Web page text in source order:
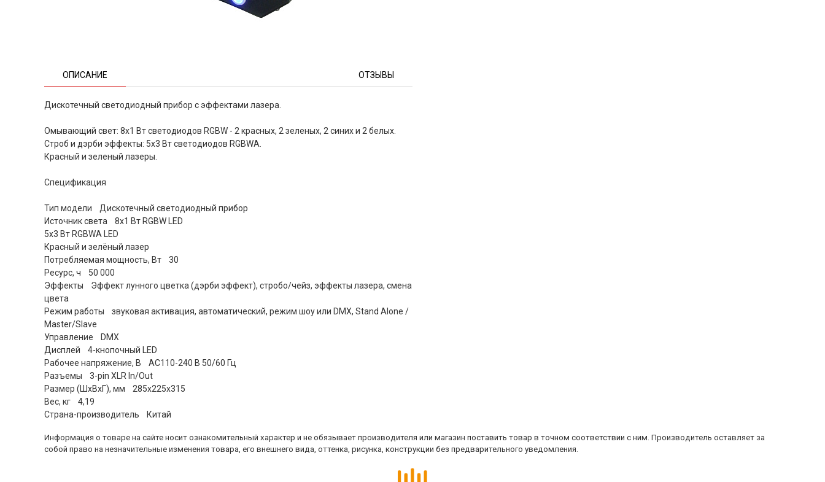
ОПИСАНИЕ ОТЗЫВЫ
Дискотечный светодиодный прибор с эффектами лазера.
Омывающий свет: 8х1 Вт светодиодов RGBW - 2 красных, 2 зеленых, 2 синих и 2 белых.
Строб и дэрби эффекты: 5х3 Вт светодиодов RGBWA.
Красный и зеленый лазеры.
Спецификация
Тип модели Дискотечный светодиодный прибор
Источник света 8x1 Вт RGBW LED
5x3 Вт RGBWA LED
Красный и зелёный лазер
Потребляемая мощность, Вт 30
Ресурс, ч 50 000
Эффекты Эффект лунного цветка (дэрби эффект), стробо/чейз, эффекты лазера, смена
цвета
Режим работы звуковая активация, автоматический, режим шоу или DMX, Stand Alone /
Master/Slave
Управление DMX
Дисплей 4-кнопочный LED
Рабочее напряжение, В AC110-240 В 50/60 Гц
Разъемы 3-pin XLR In/Out
Размер (ШхВхГ), мм 285х225х315
Вес, кг 4,19
Страна-производитель Китай
Информация о товаре на сайте носит ознакомительный характер и не обязывает производителя или магазин поставить товар в точном соответствии с ним. Производитель оставляет за
собой право на незначительные изменения товара, его внешнего вида, оттенка, рисунка, конструкции без предварительного уведомления.